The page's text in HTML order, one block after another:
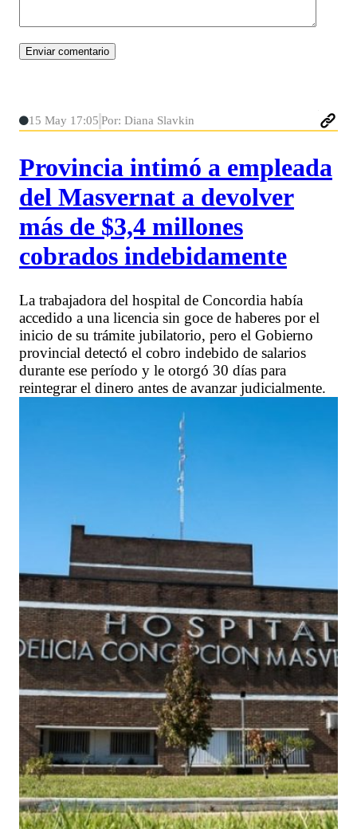
15 May 17:05 Por: Diana Slavkin
Provincia intimó a empleada
del Masvernat a devolver
más de $3,4 millones
cobrados indebidamente
La trabajadora del hospital de Concordia había
accedido a una licencia sin goce de haberes por el
inicio de su trámite jubilatorio, pero el Gobierno
provincial detectó el cobro indebido de salarios
durante ese período y le otorgó 30 días para
reintegrar el dinero antes de avanzar judicialmente.